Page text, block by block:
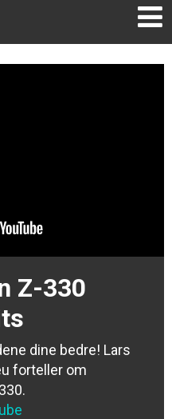
Z-330
dine bedre! Lars
forteller om